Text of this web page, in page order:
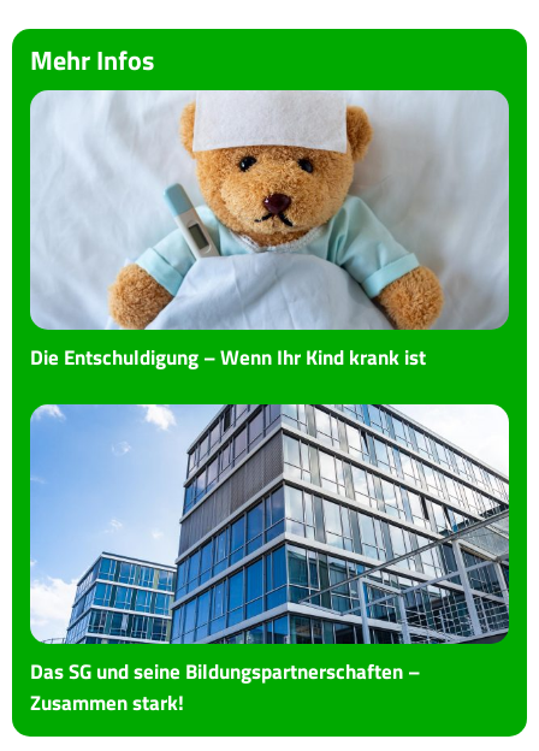
Mehr Infos
Die Entschuldigung – Wenn Ihr Kind krank ist
Das SG und seine Bildungspartnerschaften –
Zusammen stark!